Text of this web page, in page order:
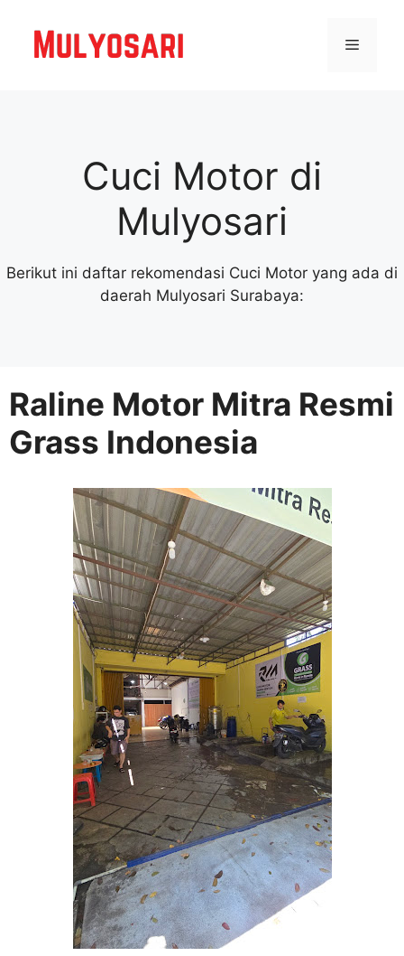
Menu
Cuci Motor di
Mulyosari
Berikut ini daftar rekomendasi Cuci Motor yang ada di
daerah Mulyosari Surabaya:
Raline Motor Mitra Resmi
Grass Indonesia